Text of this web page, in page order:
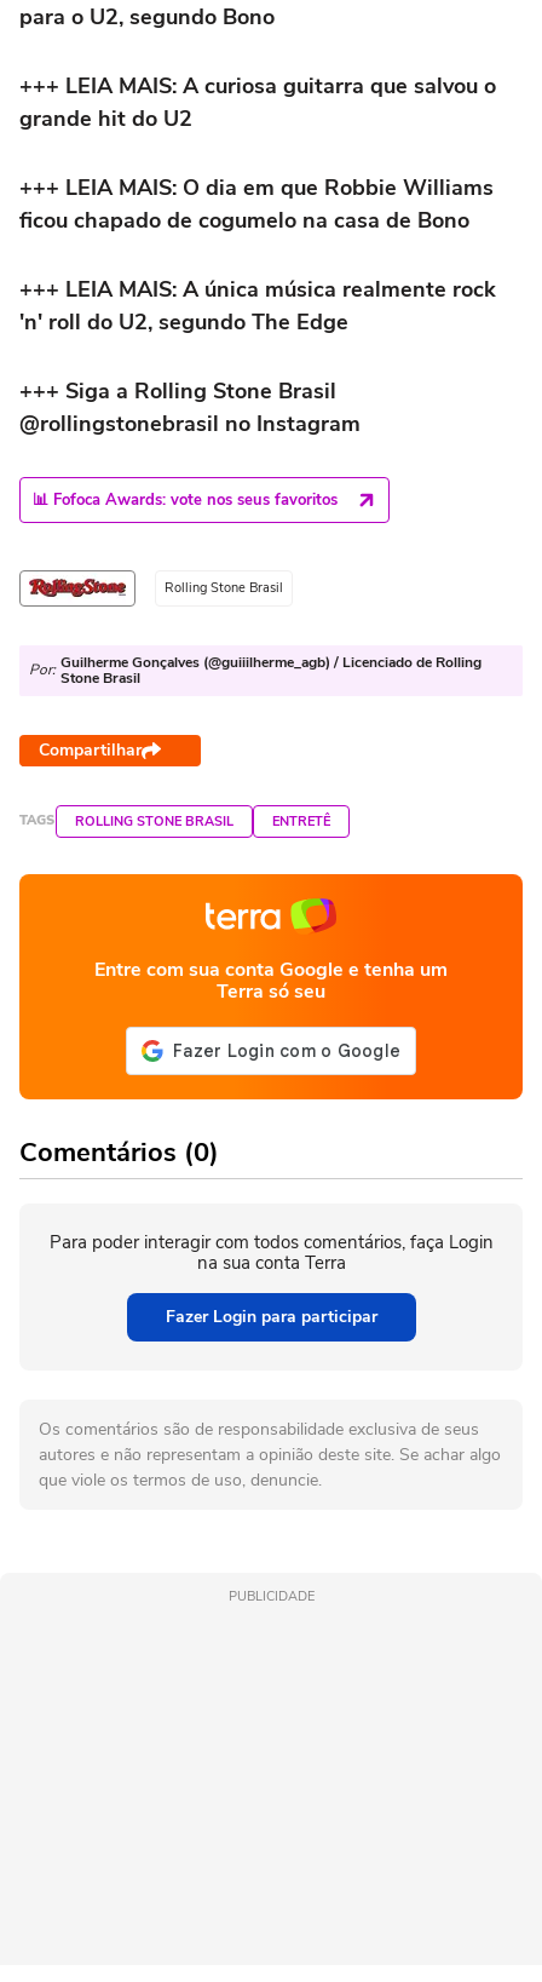
para o U2, segundo Bono
+++ LEIA MAIS: A curiosa guitarra que salvou o
grande hit do U2
+++ LEIA MAIS: O dia em que Robbie Williams
ficou chapado de cogumelo na casa de Bono
+++ LEIA MAIS: A única música realmente rock
'n' roll do U2, segundo The Edge
+++ Siga a Rolling Stone Brasil
@rollingstonebrasil no Instagram
📊 Fofoca Awards: vote nos seus favoritos
Rolling Stone Brasil
Por: Guilherme Gonçalves (@guiiilherme_agb) / Licenciado de Rolling
Stone Brasil
Compartilhar
TAGS ROLLING STONE BRASIL ENTRETÊ
Entre com sua conta Google e tenha um
Terra só seu
Comentários (0)
Para poder interagir com todos comentários, faça Login
na sua conta Terra
Fazer Login para participar
Os comentários são de responsabilidade exclusiva de seus
autores e não representam a opinião deste site. Se achar algo
que viole os termos de uso, denuncie.
PUBLICIDADE